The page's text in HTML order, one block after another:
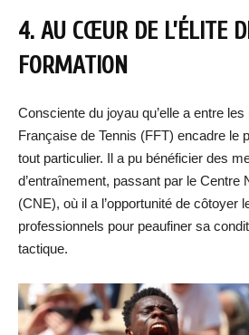
4. AU CŒUR DE L’ÉLITE
FORMATION
Consciente du joyau qu’elle a entre
Française de Tennis (FFT) encadre le
tout particulier. Il a pu bénéficier des
d’entraînement, passant par le Centre
(CNE), où il a l’opportunité de côtoyer
professionnels pour peaufiner sa
tactique.